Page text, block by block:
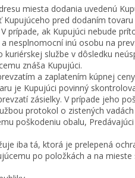
miesta dodania uvedenú
pred dodaním
prípade, ak Kupujúci nebude
nesplnomocní inú osobu na
službe v dôsledku
znáša Kupujúci.
a zaplatením kúpnej
je Kupujúci povinný
zásielky. V prípade jeho
protokol o zistených
poškodeniu obalu,
iba tá, ktorá je prelepená
po položkách a na mieste